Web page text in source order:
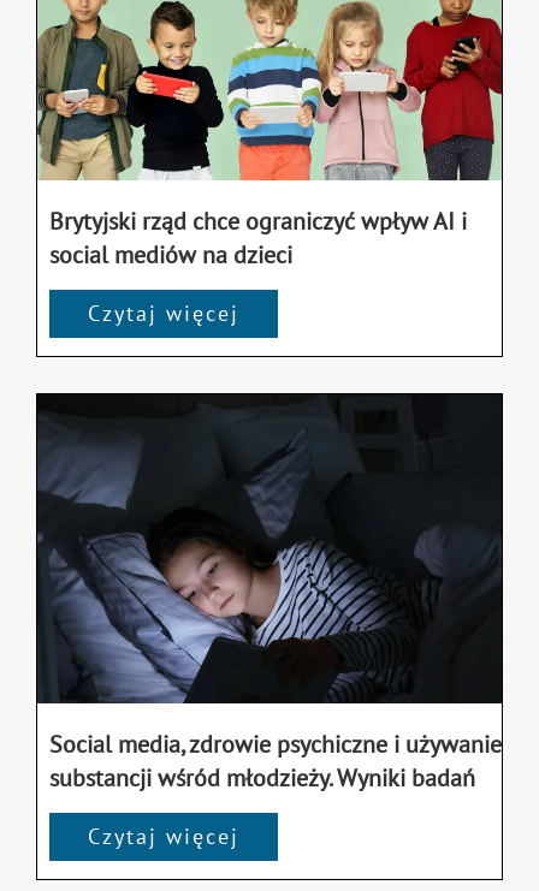
Brytyjski rząd chce ograniczyć wpływ AI i
social mediów na dzieci
Czytaj więcej
Social media, zdrowie psychiczne i używanie
substancji wśród młodzieży. Wyniki badań
Czytaj więcej